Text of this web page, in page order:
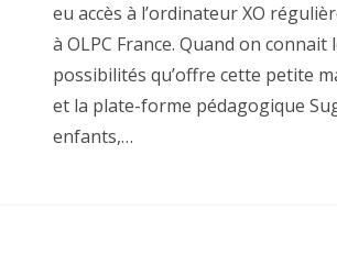
eu accès à l’ordinateur XO
à OLPC France. Quand on connait
possibilités qu’offre cette petite
et la plate-forme pédagogique
enfants,…